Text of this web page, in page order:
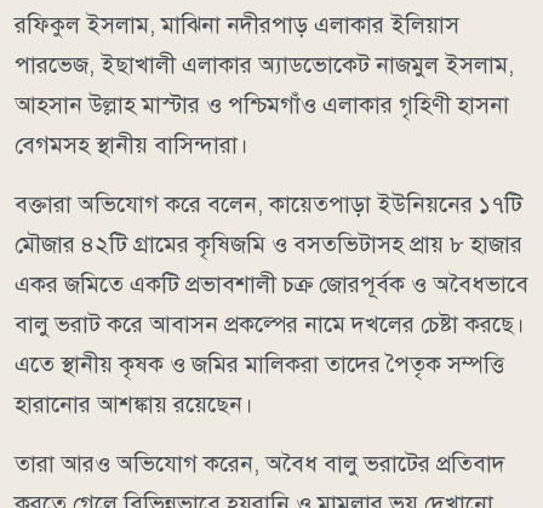
রফিকুল ইসলাম, মাঝিনা নদীরপাড় এলাকার ইলিয়াস
পারভেজ, ইছাখালী এলাকার অ্যাডভোকেট নাজমুল ইসলাম,
আহসান উল্লাহ মাস্টার ও পশ্চিমগাঁও এলাকার গৃহিণী হাসনা
বেগমসহ স্থানীয় বাসিন্দারা।
বক্তারা অভিযোগ করে বলেন, কায়েতপাড়া ইউনিয়নের ১৭টি
মৌজার ৪২টি গ্রামের কৃষিজমি ও বসতভিটাসহ প্রায় ৮ হাজার
একর জমিতে একটি প্রভাবশালী চক্র জোরপূর্বক ও অবৈধভাবে
বালু ভরাট করে আবাসন প্রকল্পের নামে দখলের চেষ্টা করছে।
এতে স্থানীয় কৃষক ও জমির মালিকরা তাদের পৈতৃক সম্পত্তি
হারানোর আশঙ্কায় রয়েছেন।
তারা আরও অভিযোগ করেন, অবৈধ বালু ভরাটের প্রতিবাদ